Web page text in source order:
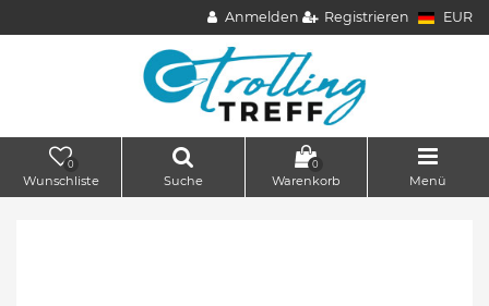
Anmelden Registrieren EUR
0
Wunschliste Suche
0
Warenkorb Menü